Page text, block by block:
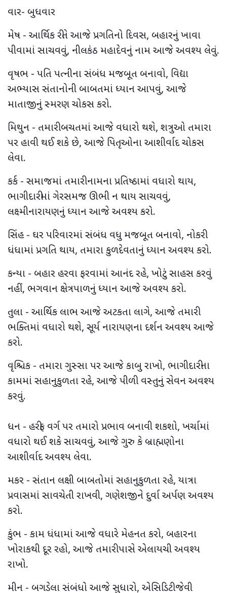
વાર- બુધવાર
મેષ - આર્થિક રીતે આજે પ્રગતિનો દિવસ, બહારનું ખાવા
પીવામાં સાચવવું, નીલકંઠ મહાદેવનું નામ આજે અવશ્ય લેવું.
વૃષભ - પતિ પત્નીના સંબંધ મજબૂત બનાવો, વિદ્યા
અભ્યાસ સંતાનોની બાબતમાં ધ્યાન આપવું, આજે
માતાજીનું સ્મરણ ચોકસ કરો.
મિથુન - તમારી બચતમાં આજે વધારો થશે, શત્રુઓ તમારા
પર હાવી થઈ શકે છે, આજે પિતૃઓના આશીર્વાદ ચોકસ
લેવા.
કર્ક - સમાજમાં તમારી નામના પ્રતિષ્ઠામાં વધારો થાય,
ભાગીદારીમાં ગેરસમજ ઊભી ન થાય સાચવવું,
લક્ષ્મીનારાયણનું ધ્યાન આજે અવશ્ય કરો.
સિંહ - ઘર પરિવારમાં સંબંધ વધુ મજબૂત બનાવો, નોકરી
ધંધામાં પ્રગતિ થાય, તમારા કુળદેવતાનું ધ્યાન અવશ્ય કરો.
કન્યા - બહાર હરવા ફરવામાં આનંદ રહે, ખોટું સાહસ કરવું
નહીં, ભગવાન ક્ષેત્રપાળનું ધ્યાન આજે અવશ્ય કરો.
તુલા - આર્થિક લાભ આજે અટકતા લાગે, આજે તમારી
ભક્તિમાં વધારો થશે, સૂર્ય નારાયણના દર્શન અવશ્ય આજે
કરો.
વૃશ્ચિક - તમારા ગુસ્સા પર આજે કાબુ રાખો, ભાગીદારીના
કામમાં સહાનુકુળતા રહે, આજે પીળી વસ્તુનું સેવન અવશ્ય
કરવું.
ધન - હરીફ વર્ગ પર તમારો પ્રભાવ બનાવી શકશો, ખર્ચામાં
વધારો થઈ શકે સાચવવું, આજે ગુરુ કે બ્રાહ્મણોના
આશીર્વાદ અવશ્ય લેવા.
મકર - સંતાન લક્ષી બાબતોમાં સહાનુકુળતા રહે, યાત્રા
પ્રવાસમાં સાવચેતી રાખવી, ગણેશજીને દુર્વા અર્પણ અવશ્ય
કરો.
કુંભ - કામ ધંધામાં આજે વધારે મેહનત કરો, બહારના
ખોરાકથી દૂર રહો, આજે તમારી પાસે એલાયચી અવશ્ય
રાખો.
મીન - બગડેલા સંબંધો આજે સુધારો, એસિડિટી જેવી